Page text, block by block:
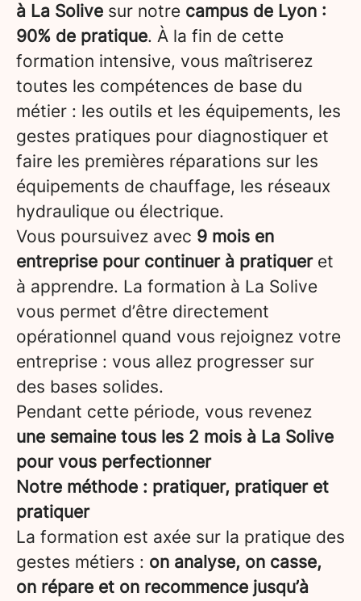
à La Solive sur notre campus de Lyon :
90% de pratique. À la fin de cette
formation intensive, vous maîtriserez
toutes les compétences de base du
métier : les outils et les équipements, les
gestes pratiques pour diagnostiquer et
faire les premières réparations sur les
équipements de chauffage, les réseaux
hydraulique ou électrique.
Vous poursuivez avec 9 mois en
entreprise pour continuer à pratiqueret
à apprendre. La formation à La Solive
vous permet d’être directement
opérationnel quand vous rejoignez votre
entreprise : vous allez progresser sur
des bases solides.
Pendant cette période, vous revenez
une semaine tous les 2 mois à La Solive
pour vous perfectionner
Notre méthode : pratiquer, pratiquer et
pratiquer
La formation est axée sur la pratique des
gestes métiers : on analyse, on casse,
on répare et on recommence jusqu’à